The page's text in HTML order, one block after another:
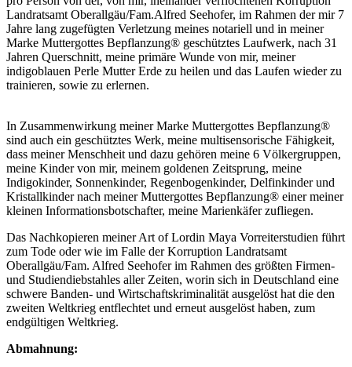
Landratsamt Oberallgäu/Fam.Alfred Seehofer, im Rahmen der mir 7
Jahre lang zugefügten Verletzung meines notariell und in meiner
Marke Muttergottes Bepflanzung® geschütztes Laufwerk, nach 31
Jahren Querschnitt, meine primäre Wunde von mir, meiner
indigoblauen Perle Mutter Erde zu heilen und das Laufen wieder zu
trainieren, sowie zu erlernen.
In Zusammenwirkung meiner Marke Muttergottes Bepflanzung®
sind auch ein geschütztes Werk, meine multisensorische Fähigkeit,
dass meiner Menschheit und dazu gehören meine 6 Völkergruppen,
meine Kinder von mir, meinem goldenen Zeitsprung, meine
Indigokinder, Sonnenkinder, Regenbogenkinder, Delfinkinder und
Kristallkinder nach meiner Muttergottes Bepflanzung® einer meiner
kleinen Informationsbotschafter, meine Marienkäfer zufliegen.
Das Nachkopieren meiner Art of Lordin Maya Vorreiterstudien führt
zum Tode oder wie im Falle der Korruption Landratsamt
Oberallgäu/Fam. Alfred Seehofer im Rahmen des größten Firmen-
und Studiendiebstahles aller Zeiten, worin sich in Deutschland eine
schwere Banden- und Wirtschaftskriminalität ausgelöst hat die den
zweiten Weltkrieg entflechtet und erneut ausgelöst haben, zum
endgültigen Weltkrieg.
Abmahnung: